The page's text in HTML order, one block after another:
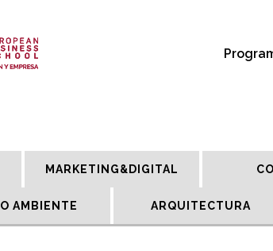
MARKETING&DIGITAL
AMBIENTE ARQUITECTURA